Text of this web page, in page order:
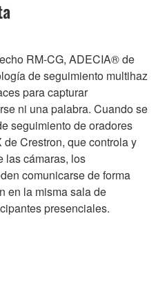
RM-CG, ADECIA® de
de seguimiento multihaz
para capturar
ni una palabra. Cuando se
seguimiento de oradores
Crestron, que controla y
las cámaras, los
comunicarse de forma
en la misma sala de
presenciales.